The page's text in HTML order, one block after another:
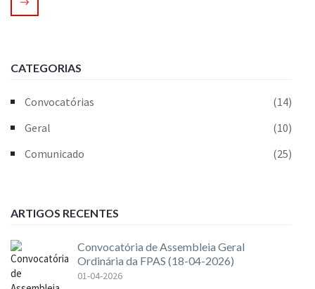
CATEGORIAS
Convocatórias
(14)
Geral
(10)
Comunicado
(25)
ARTIGOS RECENTES
Convocatória de Assembleia Geral
Ordinária da FPAS (18-04-2026)
01-04-2026